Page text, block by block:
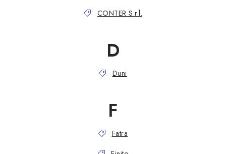
CONTER S.r.l.
D
Duni
F
Fatra